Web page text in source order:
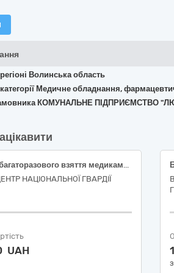
регіоні Волинська область
категорії Медичне обладнання,
замовника КОМУНАЛЬНЕ
Канюля для багаторазового взяття медикаментів з антибактеріальним фільтром для фільтрації повітря та фільтром тонкої очистки розчину (червона)
НАЦІОНАЛЬНОЇ ГВАРДІЇ
UAH